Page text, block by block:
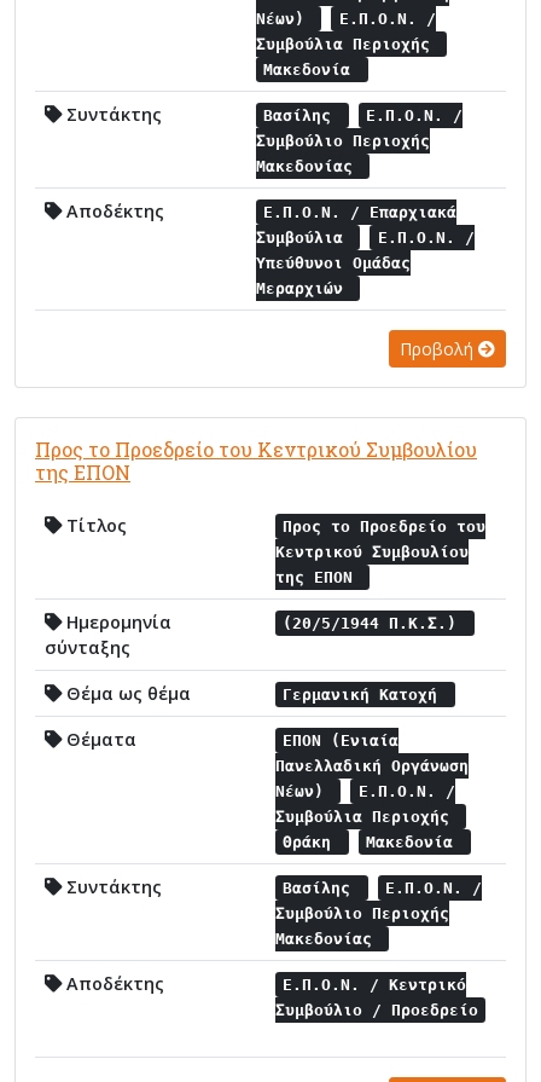
Νέων)
Ε.Π.Ο.Ν. /
Συμβούλια Περιοχής
Μακεδονία
Συντάκτης Βασίλης
Ε.Π.Ο.Ν. /
Συμβούλιο Περιοχής
Μακεδονίας
Αποδέκτης
Ε.Π.Ο.Ν. / Επαρχιακά
Συμβούλια
Ε.Π.Ο.Ν. /
Υπεύθυνοι Ομάδας
Μεραρχιών
Προβολή
Προς το Προεδρείο του Κεντρικού Συμβουλίου
της ΕΠΟΝ
Τίτλος
Προς το Προεδρείο του
Κεντρικού Συμβουλίου
της ΕΠΟΝ
Ημερομηνία
σύνταξης
(20/5/1944 Π.Κ.Σ.)
Θέμα ως θέμα Γερμανική Κατοχή
Θέματα
ΕΠΟΝ (Ενιαία
Πανελλαδική Οργάνωση
Νέων)
Ε.Π.Ο.Ν. /
Συμβούλια Περιοχής
Θράκη
Μακεδονία
Συντάκτης Βασίλης
Ε.Π.Ο.Ν. /
Συμβούλιο Περιοχής
Μακεδονίας
Αποδέκτης
Ε.Π.Ο.Ν. / Κεντρικό
Συμβούλιο / Προεδρείο